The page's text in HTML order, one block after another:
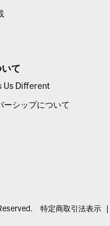
て
Us Different
ーシップについて
特定商取引法表示